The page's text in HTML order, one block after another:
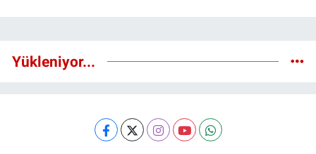
Yükleniyor...